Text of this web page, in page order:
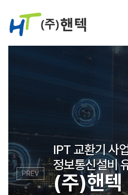
IPT 교환기 사
정보통신설비
(주)핸텍
IPT 교환기 사
정보통신설비
(주)핸텍
PREV